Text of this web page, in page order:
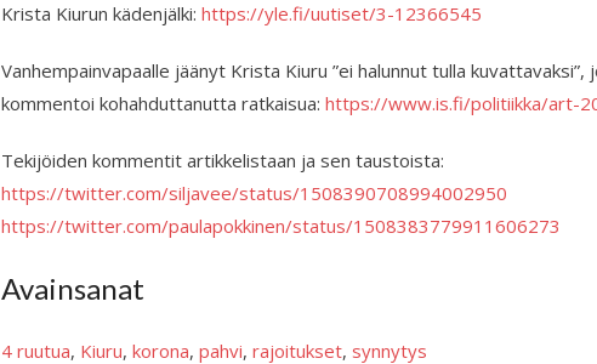
Krista Kiurun käden­jälki: https://yle.fi/uutiset/3-12366545
Vanhempainvapaalle jäänyt Krista Kiuru ”ei halunnut tulla
kommentoi kohahduttanutta ratkaisua: https://www.is.fi/politiikka/art-
Tekijöiden kommentit artikkelistaan ja sen taustoista:
https://twitter.com/siljavee/status/1508390708994002950
https://twitter.com/paulapokkinen/status/1508383779911606273
Avainsanat
4 ruutua, Kiuru, korona, pahvi, rajoitukset, synnytys